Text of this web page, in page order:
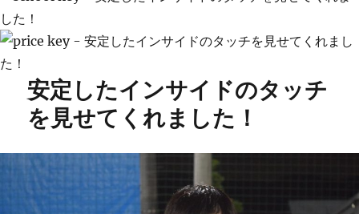
安定したインサイドのタッチ
を見せてくれました！